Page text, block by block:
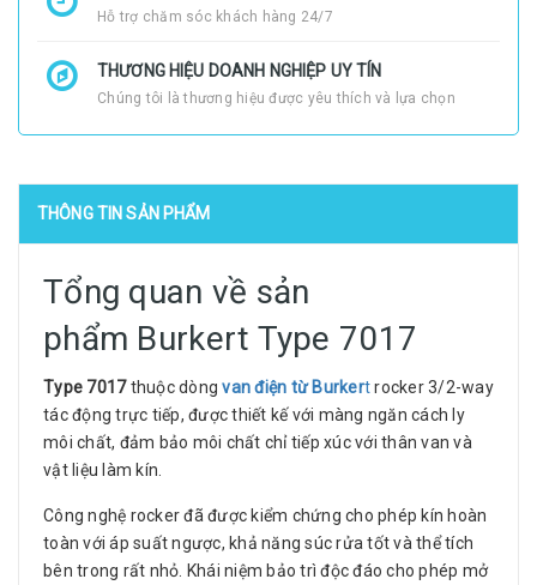
Hỗ trợ chăm sóc khách hàng 24/7
THƯƠNG HIỆU DOANH NGHIỆP UY TÍN
Chúng tôi là thương hiệu được yêu thích và lựa chọn
THÔNG TIN SẢN PHẨM
Tổng quan về sản
phẩm Burkert Type 7017
Type 7017thuộc dòngvan điện từ Burkertrocker 3/2-way
tác động trực tiếp, được thiết kế với màng ngăn cách ly
môi chất, đảm bảo môi chất chỉ tiếp xúc với thân van và
vật liệu làm kín.
Công nghệ rocker đã được kiểm chứng cho phép kín hoàn
toàn với áp suất ngược, khả năng súc rửa tốt và thể tích
bên trong rất nhỏ. Khái niệm bảo trì độc đáo cho phép mở